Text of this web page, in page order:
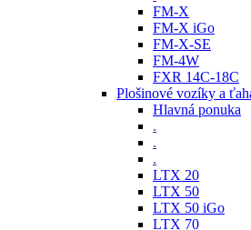
FM-X
FM-X iGo
FM-X-SE
FM-4W
FXR 14C-18C
Plošinové vozíky a
Hlavná ponuka
.
.
.
LTX 20
LTX 50
LTX 50 iGo
LTX 70